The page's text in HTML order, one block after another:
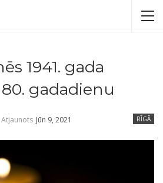
1941. gada
gadadienu
RĪGĀ
Atjaunots Jūn 9, 2021